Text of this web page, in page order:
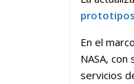
En el
NASA,
servicios